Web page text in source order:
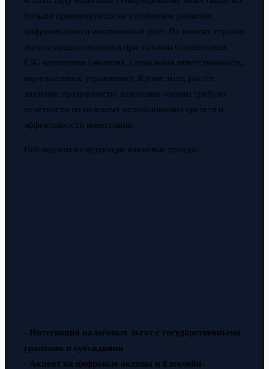
больше ориентируется на устойчивое развитие,
цифровизацию и инклюзивный рост. Во многих странах
льготы предоставляются при условии соответствия
ESG-критериям (экология, социальная ответственность,
корпоративное управление). Кроме того, растёт
значение прозрачности: налоговые органы требуют
отчётности по целевому использованию средств и
эффективности инвестиций.
Наблюдаются следующие ключевые тренды:
- Интеграция налоговых льгот с государственными
грантами и субсидиями
- Акцент на цифровые активы и блокчейн-